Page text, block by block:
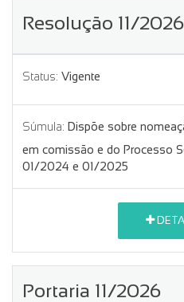
Resolução 11/2026
Status: Vigente
Súmula: Dispõe sobre
em comissão e do Processo
01/2024 e 01/2025
Portaria 11/2026